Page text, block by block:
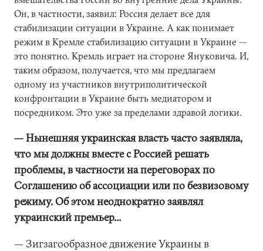
Он, в частности, заявил: Россия делает все для
стабилизации ситуации в Украине. А как понимает
режим в Кремле стабилизацию ситуации в Украине —
это понятно. Кремль играет на стороне Януковича. И,
таким образом, получается, что мы предлагаем
одному из участников внутриполитической
конфронтации в Украине быть медиатором и
посредником. Это уже за пределами здравой логики.
— Нынешняя украинская власть часто заявляла,
что мы должны вместе с Россией решать
проблемы, в частности на переговорах по
Соглашению об ассоциации или по безвизовому
режиму. Об этом неоднократно заявлял
украинский премьер...
— Зигзагообразное движение Украины в